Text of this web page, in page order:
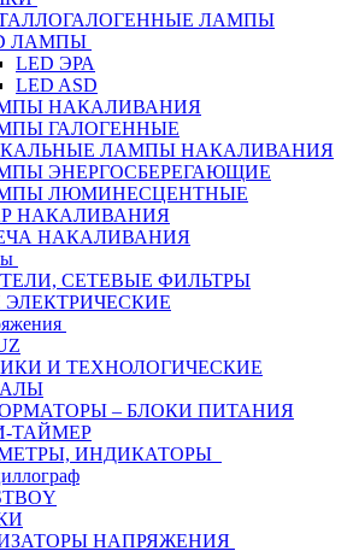
ЛАМПЫ
ЛАМПЫ
LED ЭРА
LED ASD
НАКАЛИВАНИЯ
ГАЛОГЕННЫЕ
ЛАМПЫ НАКАЛИВАНИЯ
ЭНЕРГОСБЕРЕГАЮЩИЕ
ЛЮМИНЕСЦЕНТНЫЕ
НАКАЛИВАНИЯ
НАКАЛИВАНИЯ
СЕТЕВЫЕ ФИЛЬТРЫ
И ТЕХНОЛОГИЧЕСКИЕ
– БЛОКИ ПИТАНИЯ
ТАЙМЕР
ИНДИКАТОРЫ
НАПРЯЖЕНИЯ